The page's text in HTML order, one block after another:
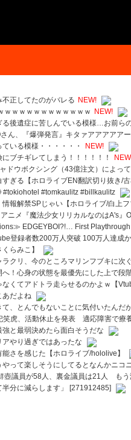
正してたのがバレる NEW!
ｗｗｗｗｗｗｗｗｗｗｗｗ NEW!
る後遺症に苦しんでいる模様…お前ら
ん、『爆弾発言』キタァアアアアア
いる模様・・・・・・
NEW!
ブチギレてしまう！！！！！！
ドウボクシング（43億注文）によっ
ぎる【ホロライブEN翻訳切り抜き/
#tokiohotel #tomkaulitz #billkaulitz
情報解禁SPじゃい【ホロライブ/白上
ニメ『魔法少女リリカルなのはA's』
EDGEYBOI?!… First
登録者数200万人突破 100万人達成
らみこ】
ラクリ、今のところマリンフブキに
へ！心身の状態を最優先にした上で段
なくてアドトラ走らせるのかよｗ【
あだよね
て、とんでもないことに気付いたんだ
笑虎、活動休止を発表 適応障害で療
強と最弱決めたら面白そうだな
アやり過ぎではあったな
さを感じた【ホロライブ/hololive】
やって楽しそうにしてるとなんかニコ
壺議員が58人、裏金議員は21人 も
分に減らします」 [271912485]